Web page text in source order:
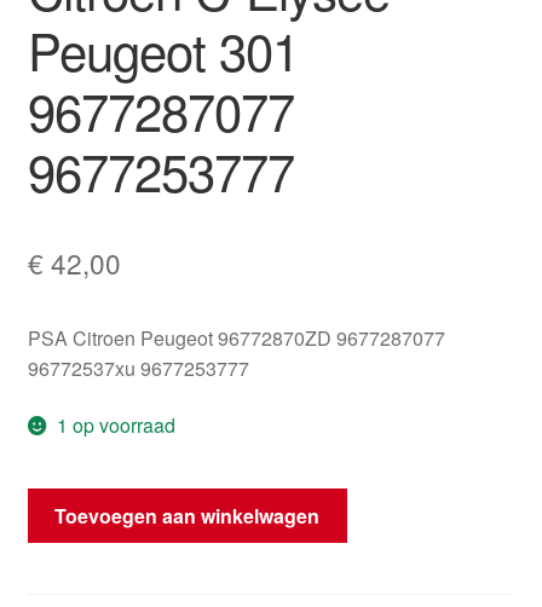
Peugeot 301
9677287077
9677253777
€ 42,00
PSA Citroen Peugeot 96772870ZD 9677287077
96772537xu 9677253777
1 op voorraad
Ventilatie-
uitgang
Toevoegen aan winkelwagen